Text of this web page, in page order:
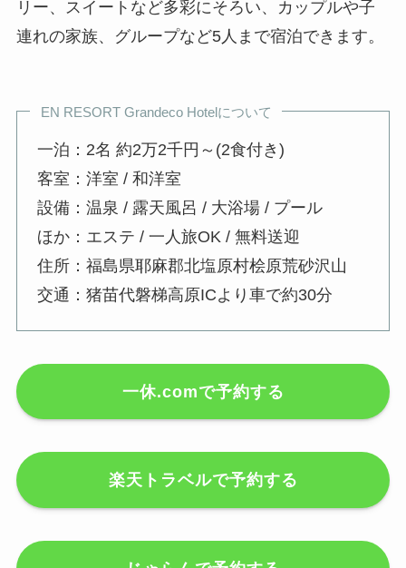
リー、スイートなど多彩にそろい、カップルや子
連れの家族、グループなど5人まで宿泊できます。
EN RESORT Grandeco Hotelについて
一泊：2名 約2万2千円～(2食付き)
客室：洋室 / 和洋室
設備：温泉 / 露天風呂 / 大浴場 / プール
ほか：エステ / 一人旅OK / 無料送迎
住所：福島県耶麻郡北塩原村桧原荒砂沢山
交通：猪苗代磐梯高原ICより車で約30分
一休.comで予約する
楽天トラベルで予約する